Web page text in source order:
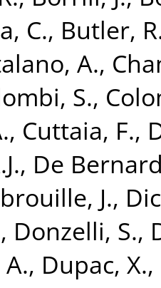
C., Butler,
A.,
S.,
, Cuttaia, F.,
, De
J.,
, Donzelli, S.,
, Dupac, X.,